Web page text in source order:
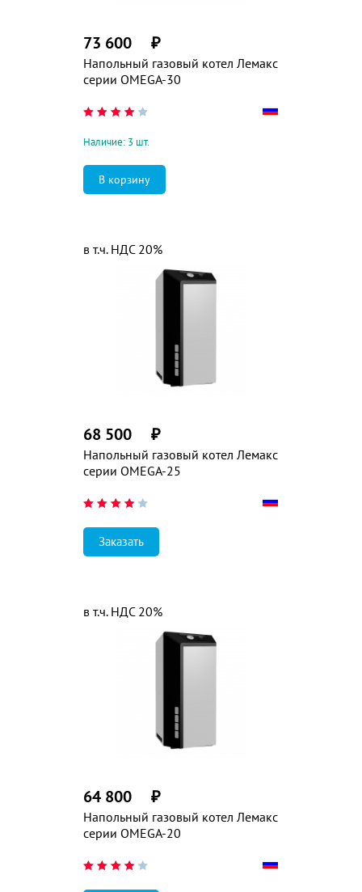
Напольный газовый котел Лемакс
серии OMEGA-30
73 600 ₽
Наличие: 3 шт.
Напольный газовый котел Лемакс
серии OMEGA-25
68 500 ₽
в т.ч. НДС 20%
Заказать
Напольный газовый котел Лемакс
серии OMEGA-20
64 800 ₽
в т.ч. НДС 20%